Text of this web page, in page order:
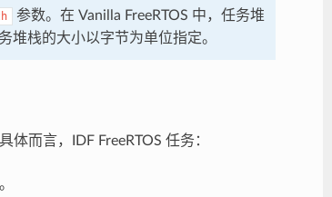
参数。在 Vanilla FreeRTOS 中，任务堆
堆栈的大小以字节为单位指定。
体而言，IDF FreeRTOS 任务：